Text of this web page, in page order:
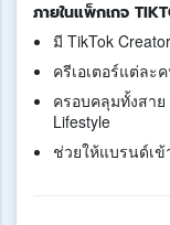
ภายในแพ็กเกจ
มี TikTok
ครีเอเตอร์แต่ล
ครอบคลุมทั้งสาย
Lifestyle
ช่วยให้แบรนด์เ